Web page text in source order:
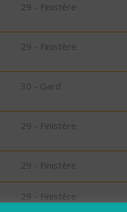
29 - Finistère
29 - Finistère
30 - Gard
29 - Finistère
29 - Finistère
29 - Finistère